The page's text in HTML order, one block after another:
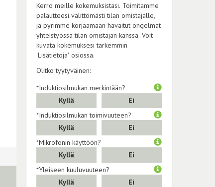
Kerro meille kokemuksistasi. Toimitamme
palautteesi välittömästi tilan omistajalle,
ja pyrimme korjaamaan havaitut ongelmat
yhteistyössä tilan omistajan kanssa. Voit
kuvata kokemuksesi tarkemmin
'Lisätietoja' osiossa.
Olitko tyytyväinen:
*Induktiosilmukan merkintään?
Kyllä
Ei
*Induktiosilmukan toimivuuteen?
Kyllä
Ei
*Mikrofonin käyttöön?
Kyllä
Ei
*Yleiseen kuuluvuuteen?
Kyllä
Ei